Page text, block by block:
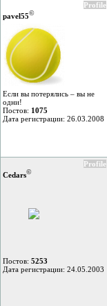
Profile
pavel55©
Если вы потерялись – вы не
одни!
Постов: 1075
Дата регистрации: 26.03.2008
Profile
Cedars©
Постов: 5253
Дата регистрации: 24.05.2003